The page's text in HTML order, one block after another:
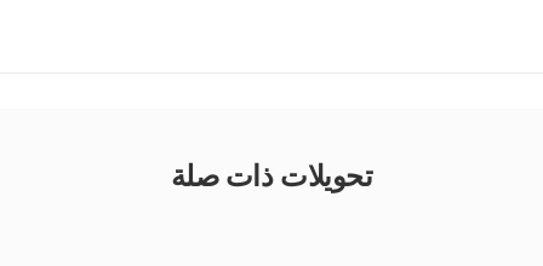
تحويلات ذات صلة